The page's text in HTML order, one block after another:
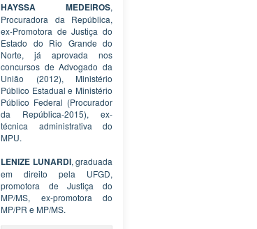
HAYSSA MEDEIROS,
Procuradora da República,
ex-Promotora de Justiça do
Estado do Rio Grande do
Norte, já aprovada nos
concursos de Advogado da
União (2012), Ministério
Público Estadual e Ministério
Público Federal (Procurador
da República-2015), ex-
técnica administrativa do
MPU.
LENIZE LUNARDI, graduada
em direito pela UFGD,
promotora de Justiça do
MP/MS, ex-promotora do
MP/PR e MP/MS.